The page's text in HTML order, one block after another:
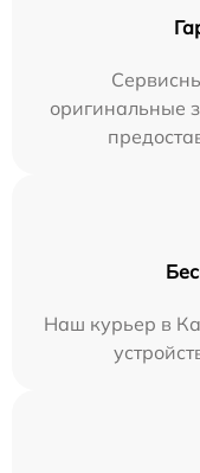
оригинальные
Наш курьер в